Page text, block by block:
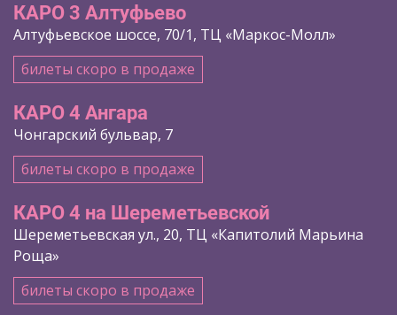
КАРО 3 Алтуфьево
Алтуфьевское шоссе, 70/1, ТЦ «Маркос-Молл»
билеты скоро в продаже
КАРО 4 Ангара
Чонгарский бульвар, 7
билеты скоро в продаже
КАРО 4 на Шереметьевской
Шереметьевская ул., 20, ТЦ «Капитолий Марьина
Роща»
билеты скоро в продаже